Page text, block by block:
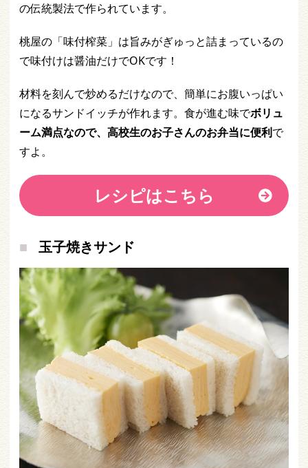
の伝統製法で作られています。
桃屋の「味付榨菜」は旨みがぎゅっと詰まっているの
で味付けは醤油だけでOKです！
材料を刻んで炒めるだけなので、簡単にお腹いっぱい
になるサンドイッチが作れます。食が進む味でボリュ
ーム満点なので、高校生のお子さんのお弁当に便利で
すよ。
レシピはこちら
玉子焼きサンド